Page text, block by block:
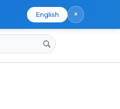
English ×